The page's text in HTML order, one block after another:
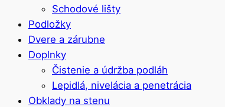
Schodové lišty
Podložky
Dvere a zárubne
Doplnky
Čistenie a údržba podláh
Lepidlá, nivelácia a penetrácia
Obklady na stenu